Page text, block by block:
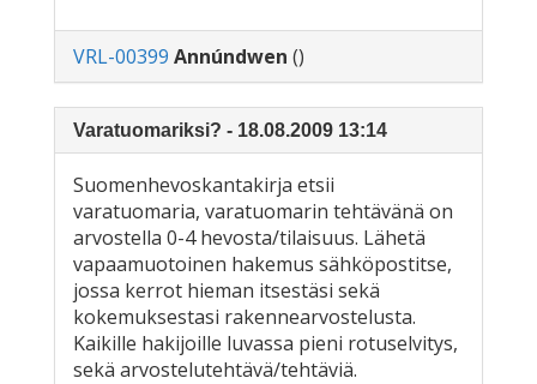
VRL-00399 Annúndwen ()
Varatuomariksi? - 18.08.2009 13:14
Suomenhevoskantakirja etsii
varatuomaria, varatuomarin tehtävänä on
arvostella 0-4 hevosta/tilaisuus. Lähetä
vapaamuotoinen hakemus sähköpostitse,
jossa kerrot hieman itsestäsi sekä
kokemuksestasi rakennearvostelusta.
Kaikille hakijoille luvassa pieni rotuselvitys,
sekä arvostelutehtävä/tehtäviä.